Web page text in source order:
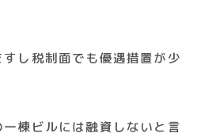
し税制面でも優遇措置が少
棟ビルには融資しないと言